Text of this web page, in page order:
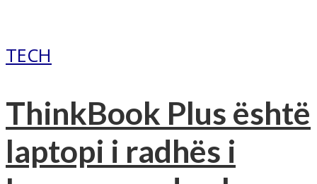
TECH
ThinkBook Plus është
laptopi i radhës i